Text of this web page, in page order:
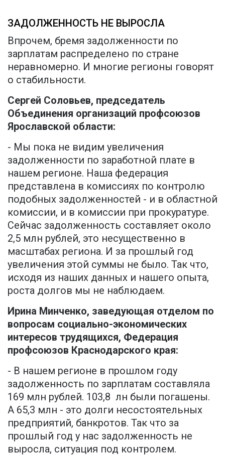
ЗАДОЛЖЕННОСТЬ НЕ ВЫРОСЛА
Впрочем, бремя задолженности по
зарплатам распределено по стране
неравномерно. И многие регионы говорят
о стабильности.
Сергей Соловьев, председатель
Объединения организаций профсоюзов
Ярославской области:
- Мы пока не видим увеличения
задолженности по заработной плате в
нашем регионе. Наша федерация
представлена в комиссиях по контролю
подобных задолженностей - и в областной
комиссии, и в комиссии при прокуратуре.
Сейчас задолженность составляет около
2,5 млн рублей, это несущественно в
масштабах региона. И за прошлый год
увеличения этой суммы не было. Так что,
исходя из наших данных и нашего опыта,
роста долгов мы не наблюдаем.
Ирина Минченко, заведующая отделом по
вопросам социально-экономических
интересов трудящихся, Федерация
профсоюзов Краснодарского края:
- В нашем регионе в прошлом году
задолженность по зарплатам составляла
169 млн рублей. 103,8 лн были погашены.
А 65,3 млн - это долги несостоятельных
предприятий, банкротов. Так что за
прошлый год у нас задолженность не
выросла, ситуация под контролем.